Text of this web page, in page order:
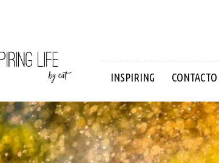
INSPIRING CONTACTO